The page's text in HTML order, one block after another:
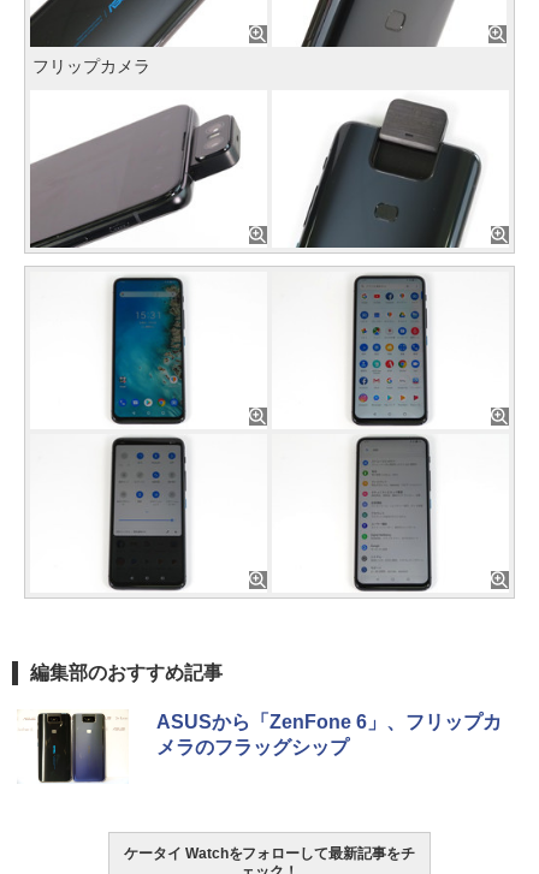
フリップカメラ
編集部のおすすめ記事
ASUSから「ZenFone 6」、フリップカ
メラのフラッグシップ
ケータイ Watchをフォローして最新記事をチ